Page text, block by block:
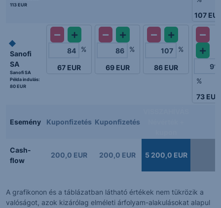
113 EUR
107
Sanofi
SA
Sanofi SA
Példa indulás:
80 EUR
%
67 EUR
%
69 EUR
%
86 EUR
%
73 EUR
Esemény Kuponfizetés Kuponfizetés
Cash-
flow
200,0 EUR 200,0 EUR 5 200,0 EUR
A grafikonon és a táblázatban látható értékek nem tükrözik a
valóságot, azok kizárólag elméleti árfolyam-alakulásokat alapul